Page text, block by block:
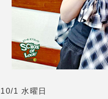
10/1 水曜日